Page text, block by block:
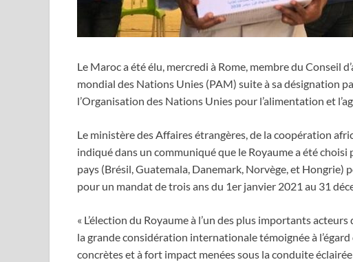
Le Maroc a été élu, mercredi à Rome, membre du Conseil
mondial des Nations Unies (PAM) suite à sa désignation
l’Organisation des Nations Unies pour l’alimentation et
Le ministère des Affaires étrangères, de la coopération
indiqué dans un communiqué que le Royaume a été
pays (Brésil, Guatemala, Danemark, Norvège, et Hongrie)
pour un mandat de trois ans du 1er janvier 2021 au 31
« L’élection du Royaume à l’un des plus importants
la grande considération internationale témoignée à
concrètes et à fort impact menées sous la conduite